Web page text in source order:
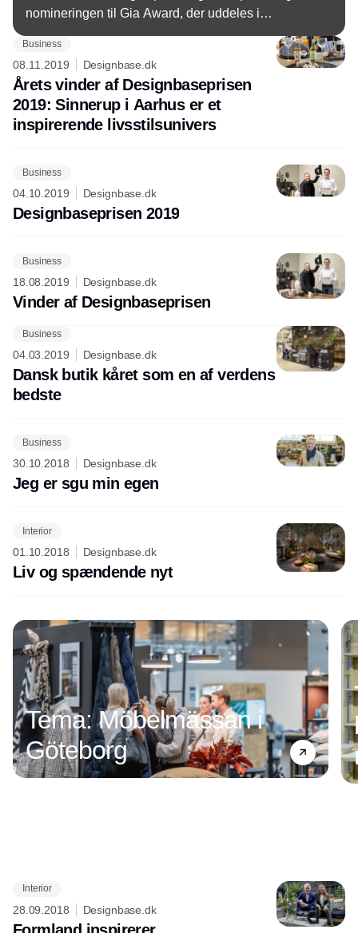
nomineringen til Gia Award, der uddeles i
Chicago.
Business
08.11.2019 Designbase.dk
Årets vinder af Designbaseprisen
2019: Sinnerup i Aarhus er et
inspirerende livsstilsunivers
Business
04.10.2019 Designbase.dk
Designbaseprisen 2019
Business
18.08.2019 Designbase.dk
Vinder af Designbaseprisen
Business
04.03.2019 Designbase.dk
Dansk butik kåret som en af verdens
bedste
Business
30.10.2018 Designbase.dk
Jeg er sgu min egen
Interior
01.10.2018 Designbase.dk
Liv og spændende nyt
Tema: Möbelmässan i
Göteborg
Interior
28.09.2018 Designbase.dk
Formland inspirerer